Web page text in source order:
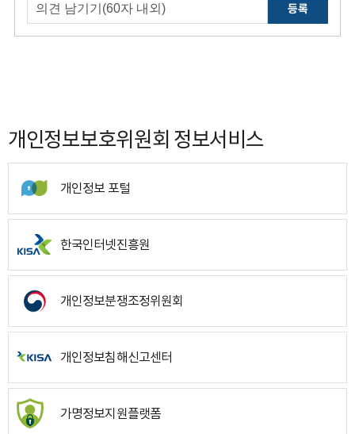
등록
개인정보보호위원회 정보서비스
개인정보 포털
한국인터넷진흥원
개인정보분쟁조정위원회
개인정보침해신고센터
가명정보지원플랫폼